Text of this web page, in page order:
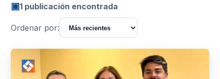
▣1 publicación encontrada
Ordenar por: